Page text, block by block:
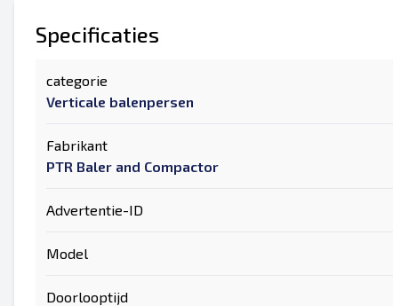
Specificaties
categorie
Verticale balenpersen
Fabrikant
PTR Baler and Compactor
Advertentie-ID
Model
Doorlooptijd